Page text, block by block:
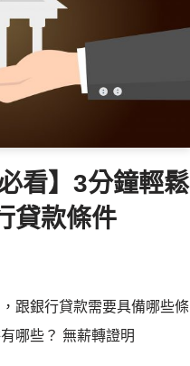
看】3分鐘輕鬆
貸款條件
跟銀行貸款需要具備哪些條
哪些？ 無薪轉證明